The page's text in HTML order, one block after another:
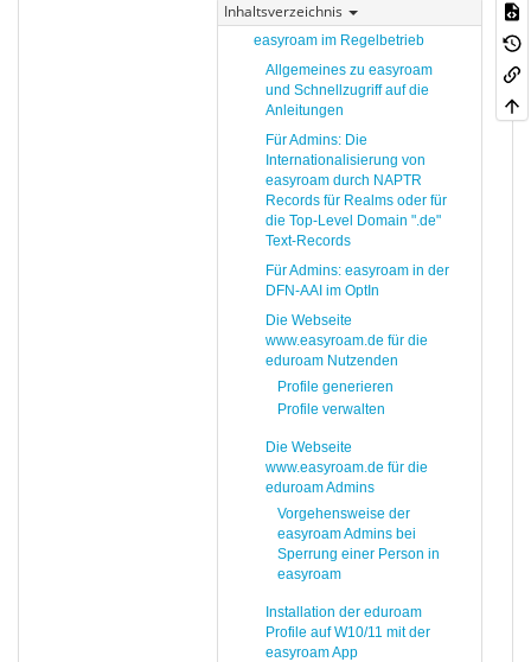
Inhaltsverzeichnis
easyroam im Regelbetrieb
Allgemeines zu easyroam
und Schnellzugriff auf die
Anleitungen
Für Admins: Die
Internationalisierung von
easyroam durch NAPTR
Records für Realms oder für
die Top-Level Domain ".de"
Text-Records
Für Admins: easyroam in der
DFN-AAI im OptIn
Die Webseite
www.easyroam.de für die
eduroam Nutzenden
Profile generieren
Profile verwalten
Die Webseite
www.easyroam.de für die
eduroam Admins
Vorgehensweise der
easyroam Admins bei
Sperrung einer Person in
easyroam
Installation der eduroam
Profile auf W10/11 mit der
easyroam App